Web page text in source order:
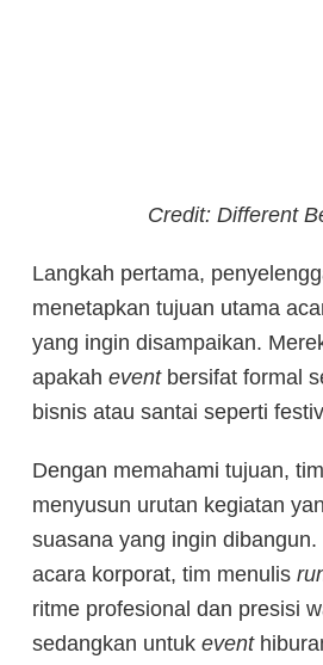
Credit: Different
Langkah pertama,
menetapkan tujuan utama
yang ingin disampaikan.
apakah eventbersifat formal
bisnis atau santai seperti
Dengan memahami tujuan,
menyusun urutan kegiatan
suasana yang ingin
acara korporat, tim menulis
ritme profesional dan presisi
sedangkan untuk event